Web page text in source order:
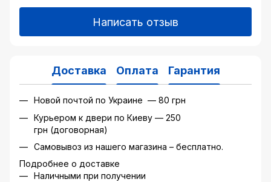
Написать отзыв
Доставка Оплата Гарантия
Новой почтой по Украине — 80 грн
Курьером к двери по Киеву — 250
грн (договорная)
Самовывоз из нашего магазина – бесплатно.
Подробнее о доставке
Наличными при получении